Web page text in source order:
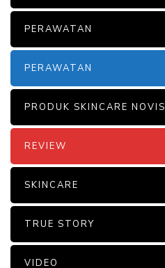
PERAWATAN
PERAWATAN
PRODUK SKINCARE NOVIS
REVIEW
SKINCARE
TRUE STORY
VIDEO